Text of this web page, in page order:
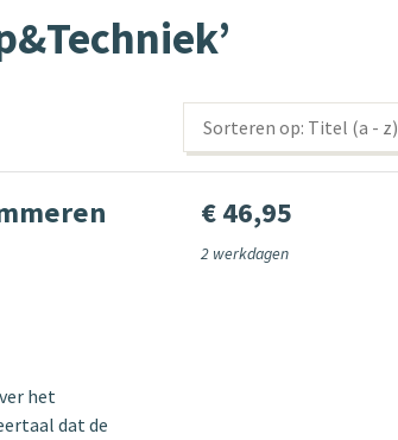
Sorteren op: Titel (a - z)
het
dat de
€ 46,95
2 werkdagen